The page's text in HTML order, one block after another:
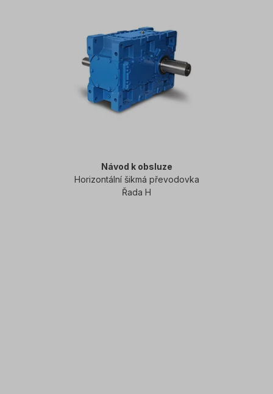
Návod k obsluze
Horizontální šikmá převodovka
Řada H